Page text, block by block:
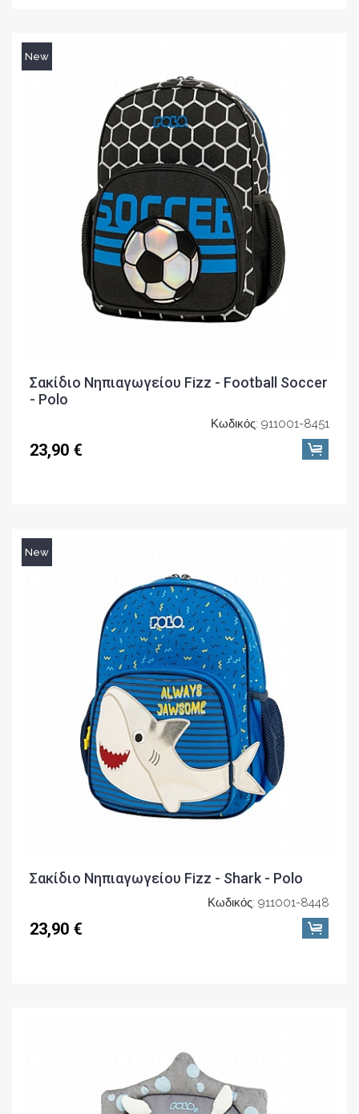
New
Σακίδιο Νηπιαγωγείου Fizz - Football Soccer
- Polo
Κωδικός: 911001-8451
23,90 €
New
Σακίδιο Νηπιαγωγείου Fizz - Shark - Polo
Κωδικός: 911001-8448
23,90 €